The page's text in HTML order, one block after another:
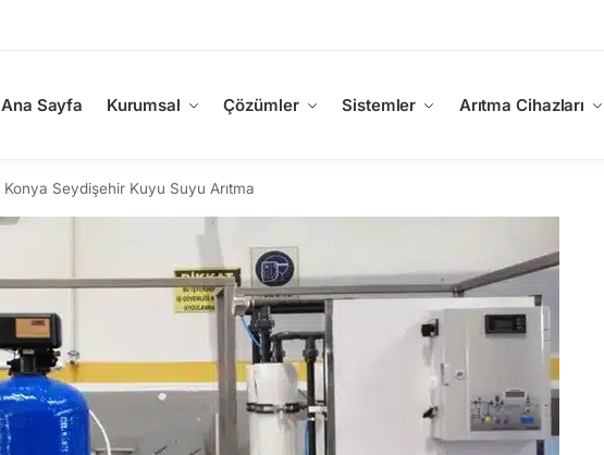
Ana Sayfa Kurumsal Çözümler Sistemler Arıtma Cihazları
Konya Seydişehir Kuyu Suyu Arıtma